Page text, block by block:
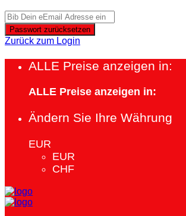
Passwort zurücksetzen
Zurück zum Login
ALLE Preise anzeigen in:
ALLE Preise anzeigen in:
Ändern Sie Ihre Währung
EUR
EUR
CHF